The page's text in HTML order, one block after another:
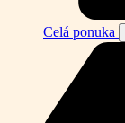
Celá ponuka